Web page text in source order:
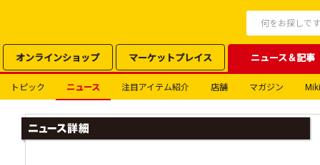
オンラインショップ マーケットプレイス ニュース＆記事
トピック ニュース 注目アイテム紹介 店舗 マガジン